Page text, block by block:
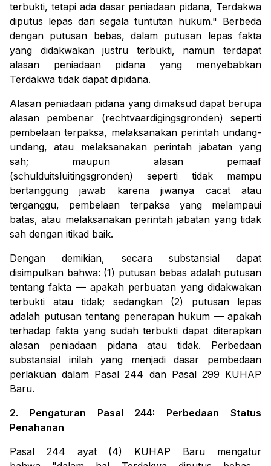
terbukti, tetapi ada dasar peniadaan pidana, Terdakwa
diputus lepas dari segala tuntutan hukum." Berbeda
dengan putusan bebas, dalam putusan lepas fakta
yang didakwakan justru terbukti, namun terdapat
alasan peniadaan pidana yang menyebabkan
Terdakwa tidak dapat dipidana.
Alasan peniadaan pidana yang dimaksud dapat berupa
alasan pembenar (rechtvaardigingsgronden) seperti
pembelaan terpaksa, melaksanakan perintah undang-
undang, atau melaksanakan perintah jabatan yang
sah; maupun alasan pemaaf
(schulduitsluitingsgronden) seperti tidak mampu
bertanggung jawab karena jiwanya cacat atau
terganggu, pembelaan terpaksa yang melampaui
batas, atau melaksanakan perintah jabatan yang tidak
sah dengan itikad baik.
Dengan demikian, secara substansial dapat
disimpulkan bahwa: (1) putusan bebas adalah putusan
tentang fakta — apakah perbuatan yang didakwakan
terbukti atau tidak; sedangkan (2) putusan lepas
adalah putusan tentang penerapan hukum — apakah
terhadap fakta yang sudah terbukti dapat diterapkan
alasan peniadaan pidana atau tidak. Perbedaan
substansial inilah yang menjadi dasar pembedaan
perlakuan dalam Pasal 244 dan Pasal 299 KUHAP
Baru.
2. Pengaturan Pasal 244: Perbedaan Status
Penahanan
Pasal 244 ayat (4) KUHAP Baru mengatur